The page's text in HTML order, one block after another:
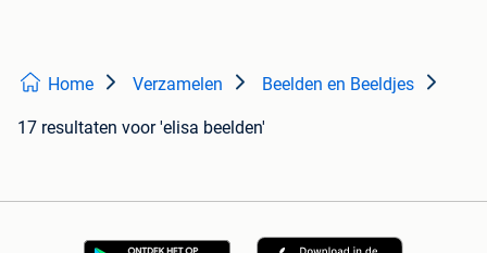
Home Verzamelen Beelden en Beeldjes
17 resultaten voor 'elisa beelden'